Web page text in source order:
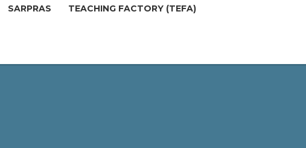
SARPRAS TEACHING FACTORY (TEFA)